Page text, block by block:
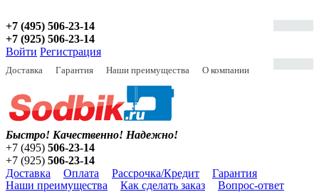
+7 (495) 506-23-14
+7 (925) 506-23-14
Войти Регистрация
Доставка Гарантия Наши преимущества О компании
Быстро! Качественно! Надежно!
+7 (495) 506-23-14
+7 (925) 506-23-14
Доставка
Оплата Рассрочка/Кредит
Гарантия
Наши преимущества
Как сделать заказ Вопрос-ответ